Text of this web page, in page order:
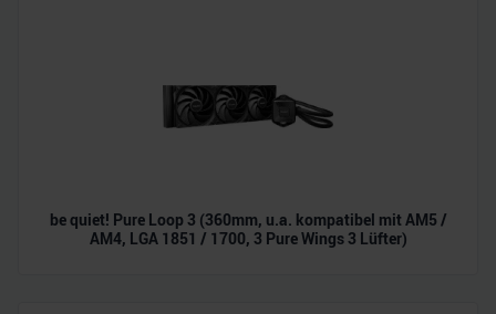
be quiet! Pure Loop 3 (360mm, u.a. kompatibel mit AM5 /
AM4, LGA 1851 / 1700, 3 Pure Wings 3 Lüfter)